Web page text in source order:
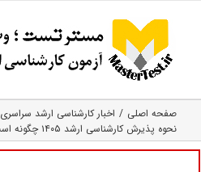
content
صفحه اصلی
اخبار کارشناسی ارشد سراسری
نحوه پذیرش کارشناسی ارشد ۱۴۰۵ چگونه است؟